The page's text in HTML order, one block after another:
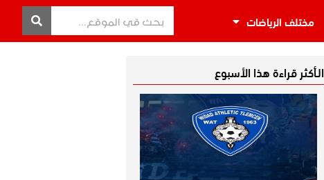
مختلف الرياضات
الـأكثر قراءة هذا الأسبوع